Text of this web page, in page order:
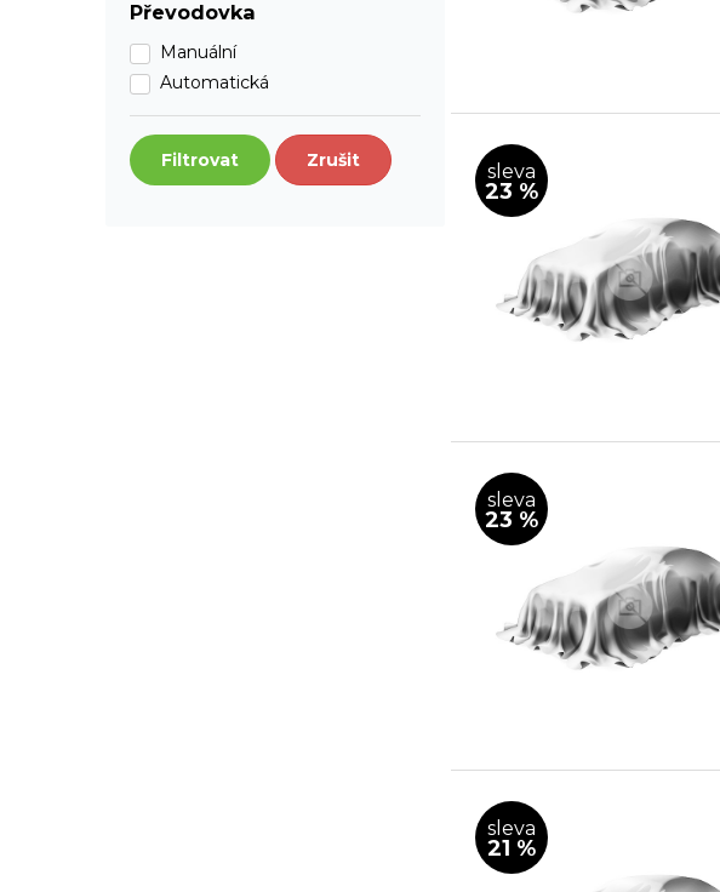
Převodovka
Manuální
Automatická
Filtrovat Zrušit sleva
23 %
sleva
23 %
sleva
21 %